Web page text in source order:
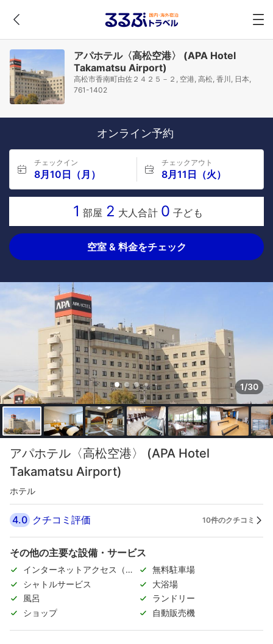
アパホテル〈高松空港〉 (APA Hotel
Takamatsu Airport)
高松市香南町由佐２４２５－２, 空港, 高松, 香川, 日本,
761-1402
オンライン予約
チェックイン
8月10日（月）
チェックアウト
8月11日（火）
1 部屋 2 大人合計 0 子ども
空室 & 料金をチェック
1/30
アパホテル〈高松空港〉 (APA Hotel
Takamatsu Airport)
ホテル
4.0 クチコミ評価 10件のクチコミ
その他の主要な設備・サービス
インターネットアクセス（無
料）
無料駐車場
シャトルサービス
大浴場
風呂
ランドリー
ショップ
自動販売機